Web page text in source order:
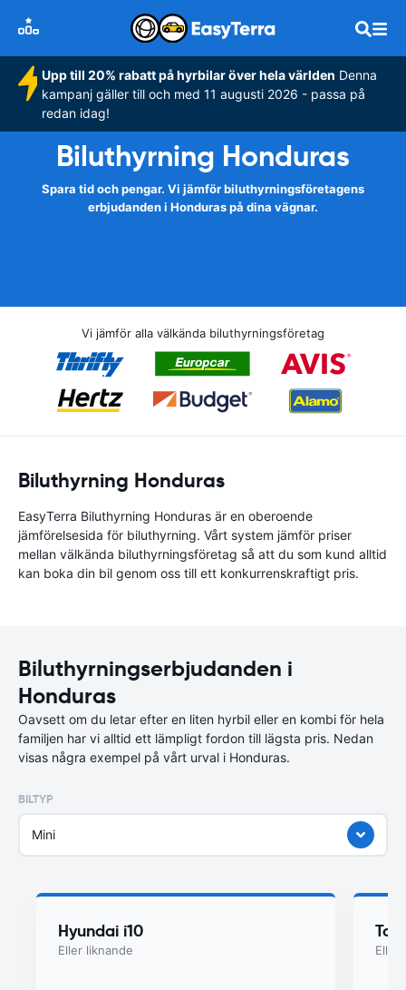
Upp till 20% rabatt på hyrbilar över hela världen Denna
kampanj gäller till och med 11 augusti 2026 - passa på
redan idag!
Biluthyrning Honduras
Spara tid och pengar. Vi jämför biluthyrningsföretagens
erbjudanden i Honduras på dina vägnar.
Vi jämför alla välkända biluthyrningsföretag
Biluthyrning Honduras
EasyTerra Biluthyrning Honduras är en oberoende
jämförelsesida för biluthyrning. Vårt system jämför priser
mellan välkända biluthyrningsföretag så att du som kund alltid
kan boka din bil genom oss till ett konkurrenskraftigt pris.
Biluthyrningserbjudanden i
Honduras
Oavsett om du letar efter en liten hyrbil eller en kombi för hela
familjen har vi alltid ett lämpligt fordon till lägsta pris. Nedan
visas några exempel på vårt urval i Honduras.
BILTYP
Mini
Hyundai i10
Eller liknande Eller